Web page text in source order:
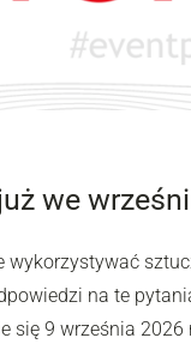
we
wykorzystywać
na te
się 9 września